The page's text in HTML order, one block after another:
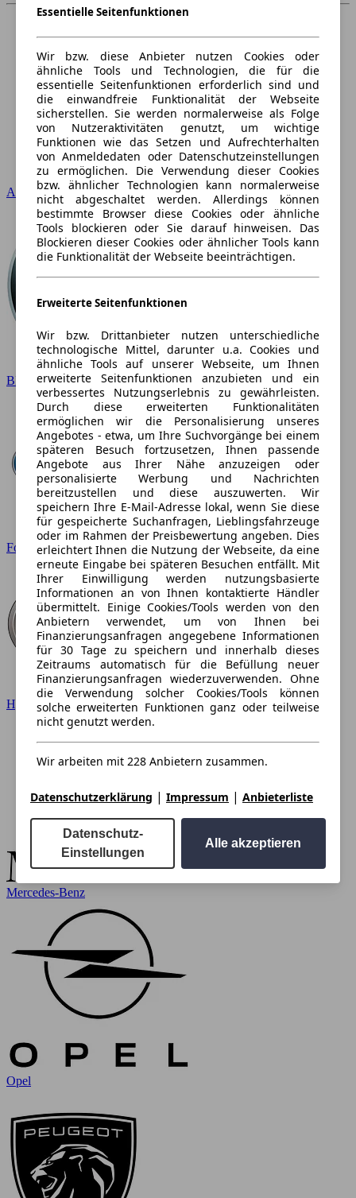
Audi
BMW
Ford
Hyundai
Mercedes-Benz
Opel
Essentielle Seitenfunktionen
Wir bzw. diese Anbieter nutzen Cookies oder
ähnliche Tools und Technologien, die für die
essentielle Seitenfunktionen erforderlich sind und
die einwandfreie Funktionalität der Webseite
sicherstellen. Sie werden normalerweise als Folge
von Nutzeraktivitäten genutzt, um wichtige
Funktionen wie das Setzen und Aufrechterhalten
von Anmeldedaten oder Datenschutzeinstellungen
zu ermöglichen. Die Verwendung dieser Cookies
bzw. ähnlicher Technologien kann normalerweise
nicht abgeschaltet werden. Allerdings können
bestimmte Browser diese Cookies oder ähnliche
Tools blockieren oder Sie darauf hinweisen. Das
Blockieren dieser Cookies oder ähnlicher Tools kann
die Funktionalität der Webseite beeinträchtigen.
Erweiterte Seitenfunktionen
Wir bzw. Drittanbieter nutzen unterschiedliche
technologische Mittel, darunter u.a. Cookies und
ähnliche Tools auf unserer Webseite, um Ihnen
erweiterte Seitenfunktionen anzubieten und ein
verbessertes Nutzungserlebnis zu gewährleisten.
Durch diese erweiterten Funktionalitäten
ermöglichen wir die Personalisierung unseres
Angebotes - etwa, um Ihre Suchvorgänge bei einem
späteren Besuch fortzusetzen, Ihnen passende
Angebote aus Ihrer Nähe anzuzeigen oder
personalisierte Werbung und Nachrichten
bereitzustellen und diese auszuwerten. Wir
speichern Ihre E-Mail-Adresse lokal, wenn Sie diese
für gespeicherte Suchanfragen, Lieblingsfahrzeuge
oder im Rahmen der Preisbewertung angeben. Dies
erleichtert Ihnen die Nutzung der Webseite, da eine
erneute Eingabe bei späteren Besuchen entfällt. Mit
Ihrer Einwilligung werden nutzungsbasierte
Informationen an von Ihnen kontaktierte Händler
übermittelt. Einige Cookies/Tools werden von den
Anbietern verwendet, um von Ihnen bei
Finanzierungsanfragen angegebene Informationen
für 30 Tage zu speichern und innerhalb dieses
Zeitraums automatisch für die Befüllung neuer
Finanzierungsanfragen wiederzuverwenden. Ohne
die Verwendung solcher Cookies/Tools können
solche erweiterten Funktionen ganz oder teilweise
nicht genutzt werden.
Wir arbeiten mit 228 Anbietern zusammen.
Datenschutzerklärung | Impressum | Anbieterliste
Datenschutz-
Einstellungen
Alle akzeptieren